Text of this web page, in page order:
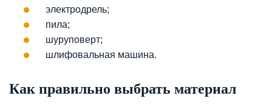
электродрель;
пила;
шуруповерт;
шлифовальная машина.
Как правильно выбрать материал